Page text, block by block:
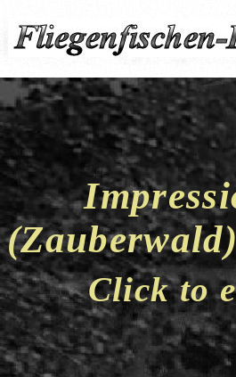
(Zauberwald)
Click to